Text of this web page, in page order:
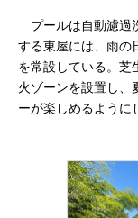
プールは自動濾過
する東屋には、雨の
を常設している。芝
火ゾーンを設置し、
ーが楽しめるように